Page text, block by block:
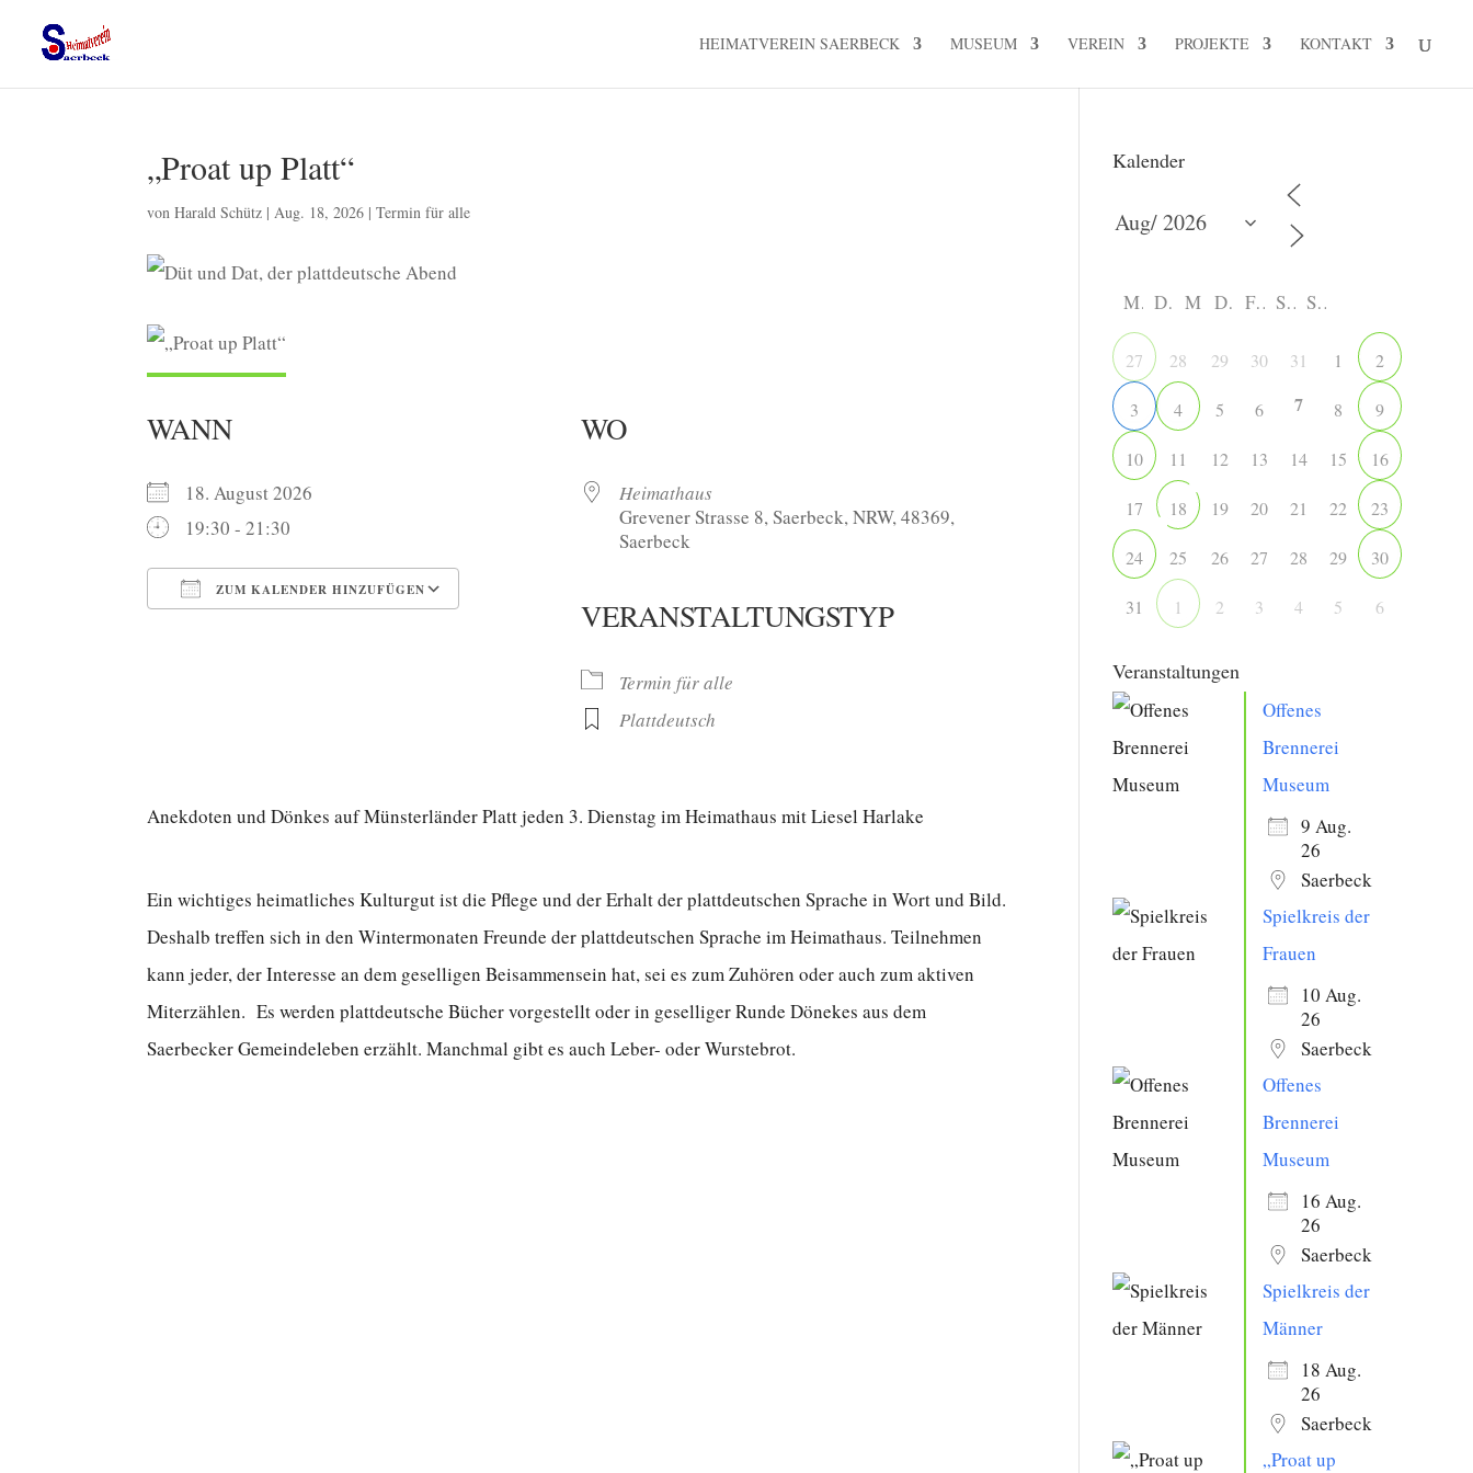
HEIMATVEREIN SAERBECK MUSEUM VEREIN PROJEKTE KONTAKT
„Proat up Platt“
vonHarald Schütz |Aug. 18, 2026 |Termin für alle
WANN
18. August 2026
19:30 - 21:30
ZUM KALENDER HINZUFÜGEN
iCalendar
WO
Heimathaus
Grevener Strasse 8, Saerbeck, NRW, 48369,
Saerbeck
VERANSTALTUNGSTYP
Termin für alle
Plattdeutsch
Anekdoten und Dönkes auf Münsterländer Platt jeden 3. Dienstag im Heimathaus mit Liesel Harlake
Ein wichtiges heimatliches Kulturgut ist die Pflege und der Erhalt der plattdeutschen Sprache in Wort und Bild.
Deshalb treffen sich in den Wintermonaten Freunde der plattdeutschen Sprache im Heimathaus. Teilnehmen
kann jeder, der Interesse an dem geselligen Beisammensein hat, sei es zum Zuhören oder auch zum aktiven
Miterzählen. Es werden plattdeutsche Bücher vorgestellt oder in geselliger Runde Dönekes aus dem
Saerbecker Gemeindeleben erzählt. Manchmal gibt es auch Leber- oder Wurstebrot.
Kalender
M D M D F S S
27 28 29 30 31 1 2
3 4 5 6 7 8 9
10 11 12 13 14 15 16
17 18 19 20 21 22 23
24 25 26 27 28 29 30
31 1 2 3 4 5 6
Veranstaltungen
Offenes
Brennerei
Museum
9 Aug.
26
Saerbeck
Spielkreis der
Frauen
10 Aug.
26
Saerbeck
Offenes
Brennerei
Museum
16 Aug.
26
Saerbeck
Spielkreis der
Männer
18 Aug.
26
Saerbeck
„Proat up